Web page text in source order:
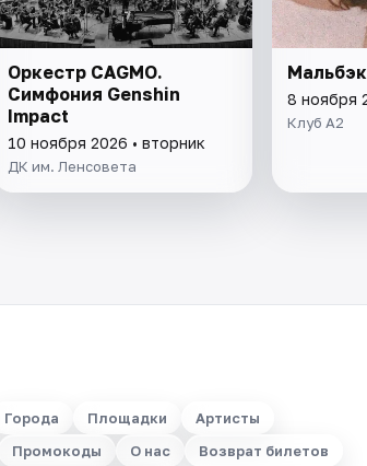
Оркестр CAGMO.
Симфония Genshin
Impact
10 ноября 2026 • вторник
ДК им. Ленсовета
8 ноября
Клуб A2
Города Площадки
Артисты
Промокоды О нас Возврат билетов